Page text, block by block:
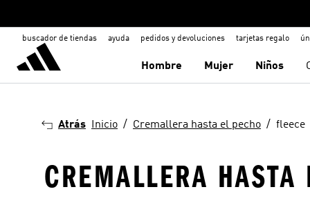
buscador de tiendas ayuda pedidos y devoluciones tarjetas regalo
Hombre Mujer Niños
Atrás Inicio Cremallera hasta el pecho fleece
CREMALLERA HASTA